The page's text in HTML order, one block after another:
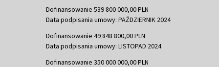
Dofinansowanie 539 800 000,00 PLN
Data podpisania umowy: PAŹDZIERNIK 2024
Dofinansowanie 49 848 800,00 PLN
Data podpisania umowy: LISTOPAD 2024
Dofinansowanie 350 000 000,00 PLN